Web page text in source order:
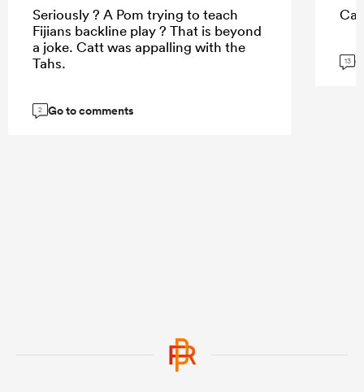
Seriously ? A Pom trying to teach
Fijians backline play ? That is beyond
a joke. Catt was appalling with the
Tahs.
2 Go to comments
13